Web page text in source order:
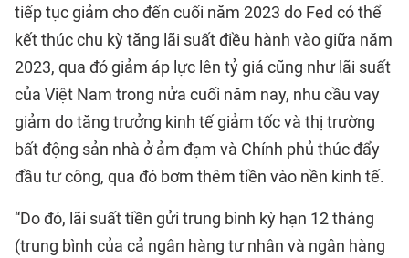
tiếp tục giảm cho đến cuối năm 2023 do Fed có thể
kết thúc chu kỳ tăng lãi suất điều hành vào giữa năm
2023, qua đó giảm áp lực lên tỷ giá cũng như lãi suất
của Việt Nam trong nửa cuối năm nay, nhu cầu vay
giảm do tăng trưởng kinh tế giảm tốc và thị trường
bất động sản nhà ở ảm đạm và Chính phủ thúc đẩy
đầu tư công, qua đó bơm thêm tiền vào nền kinh tế.
“Do đó, lãi suất tiền gửi trung bình kỳ hạn 12 tháng
(trung bình của cả ngân hàng tư nhân và ngân hàng